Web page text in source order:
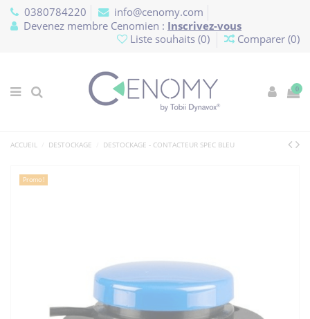
0380784220
info@cenomy.com
Devenez membre Cenomien : Inscrivez-vous
Liste souhaits (0) Comparer (0)
0
ACCUEIL DESTOCKAGE DESTOCKAGE - CONTACTEUR SPEC BLEU
Promo !
Panneau de gestion des cookies